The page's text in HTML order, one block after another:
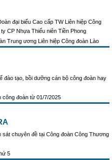
đại biểu Cao cấp TW Liên hiệp Công
CP Nhựa Thiếu niên Tiền Phong
Trung ương Liên hiệp Công đoàn Lào
đào tạo, bồi dưỡng cán bộ công đoàn hay
đoàn từ 01/7/2025
sát chuyên đề tại Công đoàn Công Thương
5